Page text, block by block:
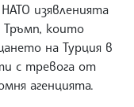
изявленията
Тръмп, които
на Турция в
с тревога от
агенцията.